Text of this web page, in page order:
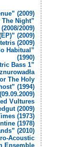
(2009)
Night”
(2008/2009)
(2009)
(2009)
Habitual”
(1990)
Bass 1”
The Holy
(1994)
Vultures
(2009)
(1973)
(1978)
(2010)
Acoustic
Ensemble